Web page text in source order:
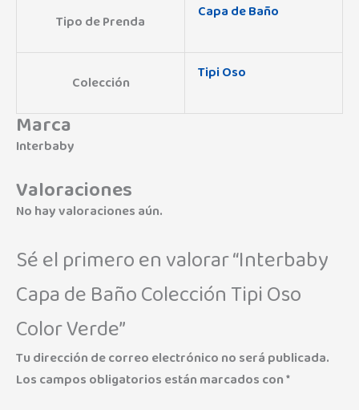
Tipo de Prenda Capa de Baño
Colección Tipi Oso
Marca
Interbaby
Valoraciones
No hay valoraciones aún.
Sé el primero en valorar “Interbaby
Capa de Baño Colección Tipi Oso
Color Verde”
Tu dirección de correo electrónico no será publicada.
Los campos obligatorios están marcados con*